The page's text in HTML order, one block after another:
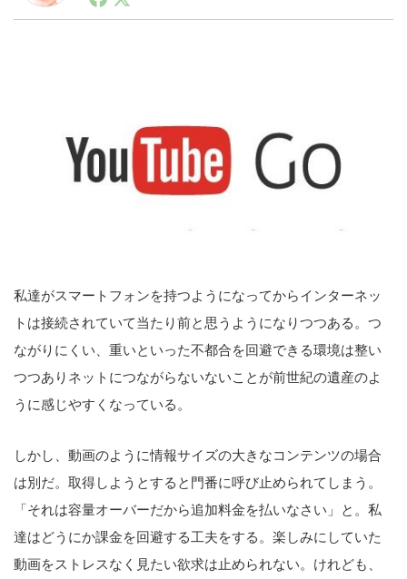
ートアップ業界のハードウェアからソフトウェアの事業
ペイン）の元日本編集長、World Innovation Lab(WiL)
などを経て、現在、スタートアップ支援側の取り組みに
私達がスマートフォンを持つようになってからインターネッ
トは接続されていて当たり前と思うようになりつつある。つ
ながりにくい、重いといった不都合を回避できる環境は整い
つつありネットにつながらないないことが前世紀の遺産のよ
うに感じやすくなっている。
しかし、動画のように情報サイズの大きなコンテンツの場合
は別だ。取得しようとすると門番に呼び止められてしまう。
「それは容量オーバーだから追加料金を払いなさい」と。私
達はどうにか課金を回避する工夫をする。楽しみにしていた
動画をストレスなく見たい欲求は止められない。けれども、
Block Data Bank